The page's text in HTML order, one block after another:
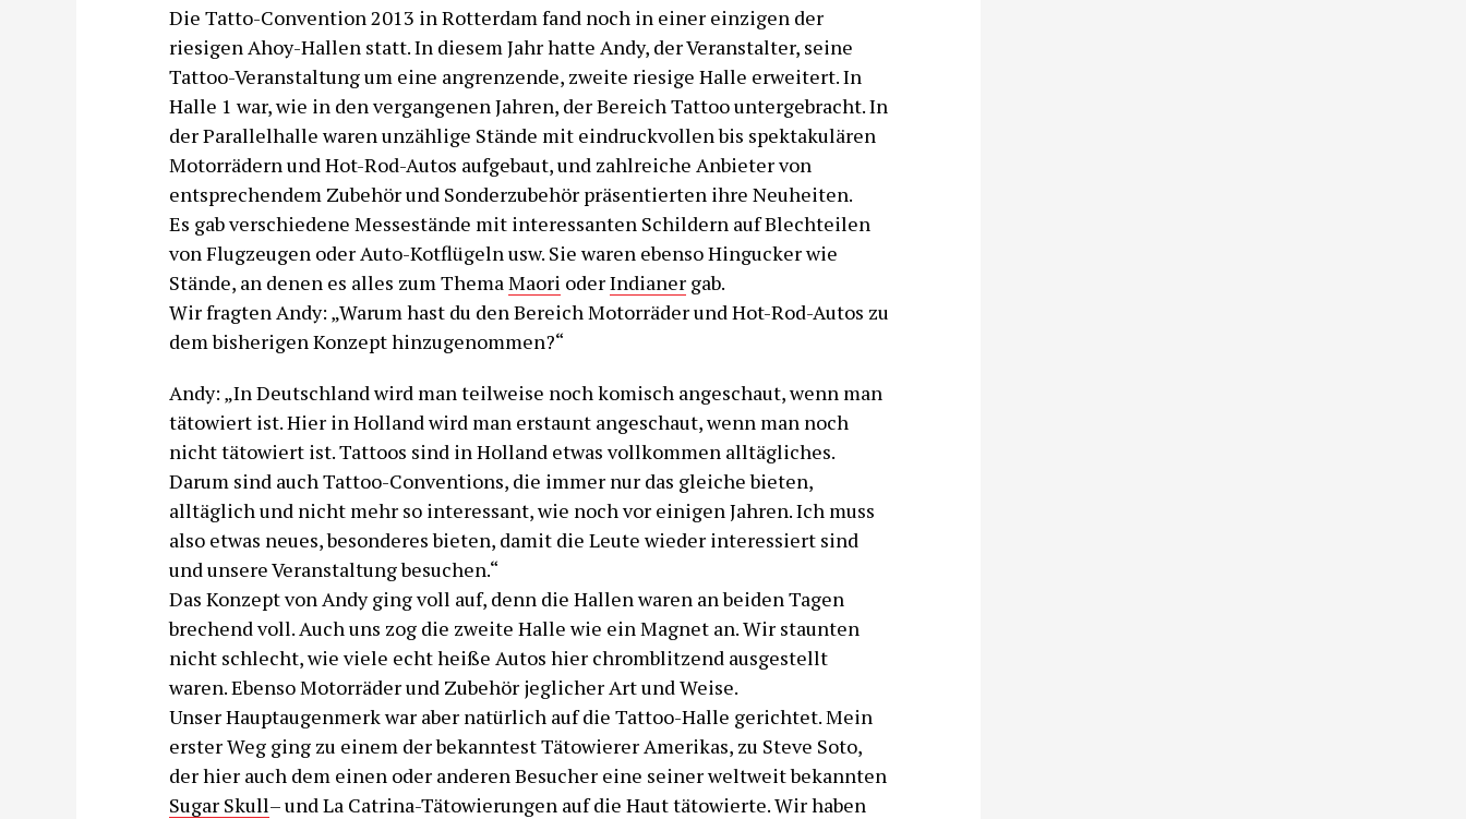
Die Tatto-Convention 2013 in Rotterdam fand noch in einer einzigen der
riesigen Ahoy-Hallen statt. In diesem Jahr hatte Andy, der Veranstalter, seine
Tattoo-Veranstaltung um eine angrenzende, zweite riesige Halle erweitert. In
Halle 1 war, wie in den vergangenen Jahren, der Bereich Tattoo untergebracht. In
der Parallelhalle waren unzählige Stände mit eindruckvollen bis spektakulären
Motorrädern und Hot-Rod-Autos aufgebaut, und zahlreiche Anbieter von
entsprechendem Zubehör und Sonderzubehör präsentierten ihre Neuheiten.
Es gab verschiedene Messestände mit interessanten Schildern auf Blechteilen
von Flugzeugen oder Auto-Kotflügeln usw. Sie waren ebenso Hingucker wie
Stände, an denen es alles zum Thema Maori oderIndianergab.
Wir fragten Andy: „Warum hast du den Bereich Motorräder und Hot-Rod-Autos zu
dem bisherigen Konzept hinzugenommen?“
Andy: „In Deutschland wird man teilweise noch komisch angeschaut, wenn man
tätowiert ist. Hier in Holland wird man erstaunt angeschaut, wenn man noch
nicht tätowiert ist. Tattoos sind in Holland etwas vollkommen alltägliches.
Darum sind auch Tattoo-Conventions, die immer nur das gleiche bieten,
alltäglich und nicht mehr so interessant, wie noch vor einigen Jahren. Ich muss
also etwas neues, besonderes bieten, damit die Leute wieder interessiert sind
und unsere Veranstaltung besuchen.“
Das Konzept von Andy ging voll auf, denn die Hallen waren an beiden Tagen
brechend voll. Auch uns zog die zweite Halle wie ein Magnet an. Wir staunten
nicht schlecht, wie viele echt heiße Autos hier chromblitzend ausgestellt
waren. Ebenso Motorräder und Zubehör jeglicher Art und Weise.
Unser Hauptaugenmerk war aber natürlich auf die Tattoo-Halle gerichtet. Mein
erster Weg ging zu einem der bekanntest Tätowierer Amerikas, zu Steve Soto,
der hier auch dem einen oder anderen Besucher eine seiner weltweit bekannten
Sugar Skull– und La Catrina-Tätowierungen auf die Haut tätowierte. Wir haben